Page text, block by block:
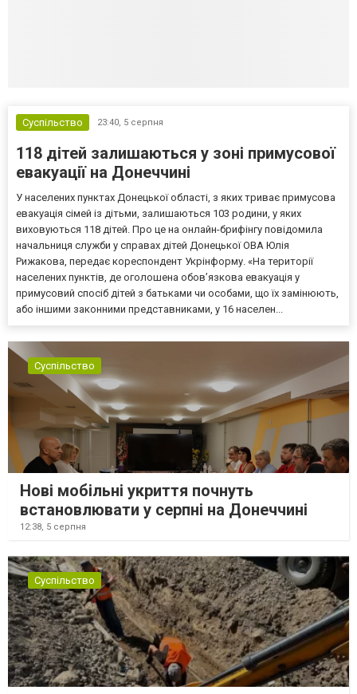
Суспільство 23:40, 5 серпня
118 дітей залишаються у зоні примусової
евакуації на Донеччині
У населених пунктах Донецької області, з яких триває примусова
евакуація сімей із дітьми, залишаються 103 родини, у яких
виховуються 118 дітей. Про це на онлайн-брифінгу повідомила
начальниця служби у справах дітей Донецької ОВА Юлія
Рижакова, передає кореспондент Укрінформу. «На території
населених пунктів, де оголошена обов’язкова евакуація у
примусовий спосіб дітей з батьками чи особами, що їх замінюють,
або іншими законними представниками, у 16 населен...
Суспільство
Нові мобільні укриття почнуть
встановлювати у серпні на Донеччині
12:38, 5 серпня
Суспільство